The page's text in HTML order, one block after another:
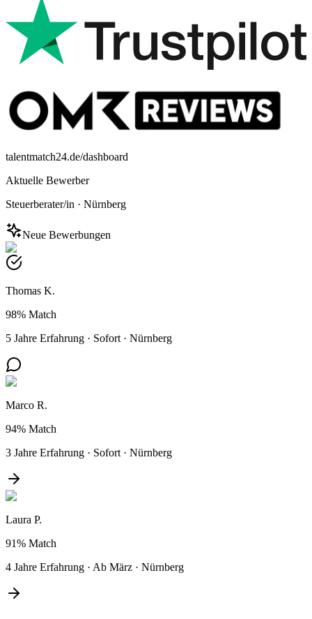
talentmatch24.de/dashboard
Aktuelle Bewerber
Steuerberater/in · Nürnberg
Neue Bewerbungen
Thomas K.
98% Match
5 Jahre Erfahrung · Sofort · Nürnberg
Marco R.
94% Match
3 Jahre Erfahrung · Sofort · Nürnberg
Laura P.
91% Match
4 Jahre Erfahrung · Ab März · Nürnberg